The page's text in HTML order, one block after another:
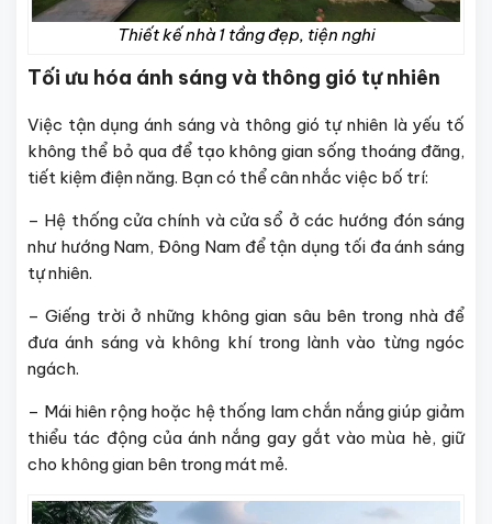
Thiết kế nhà 1 tầng đẹp, tiện nghi
Tối ưu hóa ánh sáng và thông gió tự nhiên
Việc tận dụng ánh sáng và thông gió tự nhiên là yếu tố
không thể bỏ qua để tạo không gian sống thoáng đãng,
tiết kiệm điện năng. Bạn có thể cân nhắc việc bố trí:
– Hệ thống cửa chính và cửa sổ ở các hướng đón sáng
như hướng Nam, Đông Nam để tận dụng tối đa ánh sáng
tự nhiên.
– Giếng trời ở những không gian sâu bên trong nhà để
đưa ánh sáng và không khí trong lành vào từng ngóc
ngách.
– Mái hiên rộng hoặc hệ thống lam chắn nắng giúp giảm
thiểu tác động của ánh nắng gay gắt vào mùa hè, giữ
cho không gian bên trong mát mẻ.